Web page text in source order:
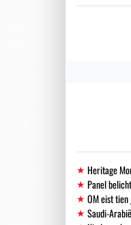
Heritage
Panel
OM eist
Saudi-